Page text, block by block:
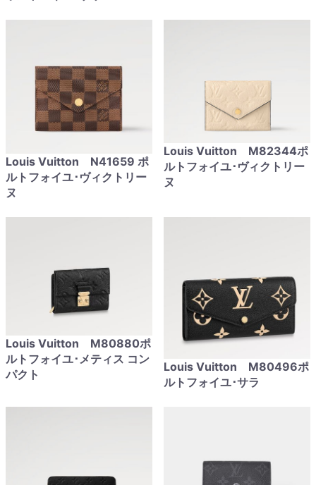
Louis Vuitton N41659 ポ
ルトフォイユ･ヴィクトリー
ヌ
Louis Vuitton M82344ポ
ルトフォイユ･ヴィクトリー
ヌ
Louis Vuitton M80880ポ
ルトフォイユ･メティス コン
パクト
Louis Vuitton M80496ポ
ルトフォイユ･サラ